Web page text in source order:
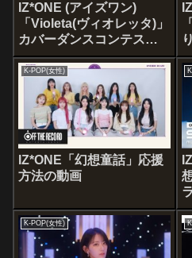
IZ*ONE (アイズワン)
「Violeta(ヴィオレッタ)」
カバーダンスコンテスト
のリアクション映像
K-POP(女性)
IZ*ONE「幻想童話」応援
方法の動画
K-POP(女性)